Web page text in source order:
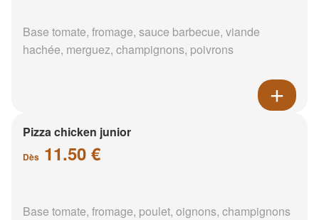
Base tomate, fromage, sauce barbecue, viande
hachée, merguez, champignons, poivrons
Pizza chicken junior
Dès 11.50 €
Base tomate, fromage, poulet, oignons, champignons